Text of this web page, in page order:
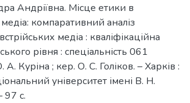
Андріївна. Місце етики в
компаративний аналіз
медіа : кваліфікаційна
рівня : спеціальність 061
Куріна ; кер. О. С. Голіков. – Харків :
університет імені В. Н.
97 с.